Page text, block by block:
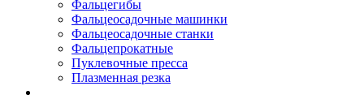
Фальцегибы
Фальцеосадочные машинки
Фальцеосадочные станки
Фальцепрокатные
Пуклевочные пресса
Плазменная резка